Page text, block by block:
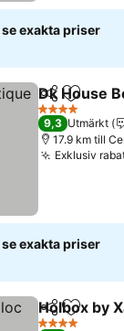
exakta priser
Dela Lägg
Dk House
4 Stjärnor
9,3 Utmärkt
17.9 km till
Exklusiv
exakta priser
Dela Lägg
Holbox by